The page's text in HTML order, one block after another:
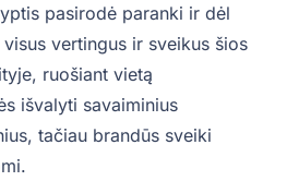
pasirodė paranki ir dėl
vertingus ir sveikus šios
ruošiant vietą
išvalyti savaiminius
tačiau brandūs sveiki